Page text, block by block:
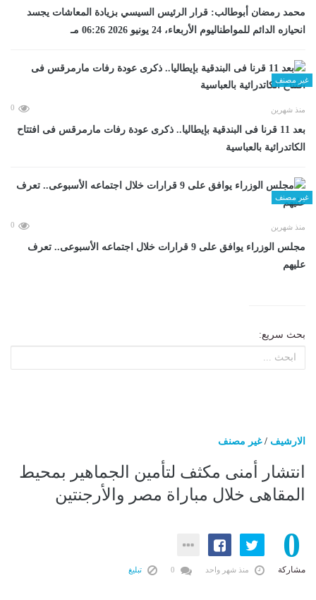
محمد رمضان أبوطالب: قرار الرئيس السيسي بزيادة المعاشات يجسد
انحيازه الدائم للمواطناليوم الأربعاء، 24 يونيو 2026 06:26 مـ
غير مصنف
منذ شهرين 0
بعد 11 قرنا فى البندقية بإيطاليا.. ذكرى عودة رفات مارمرقس فى افتتاح
الكاتدرائية بالعباسية
غير مصنف
منذ شهرين 0
مجلس الوزراء يوافق على 9 قرارات خلال اجتماعه الأسبوعى.. تعرف
عليهم
بحث سريع:
الارشيف /غير مصنف
انتشار أمنى مكثف لتأمين الجماهير بمحيط
المقاهى خلال مباراة مصر والأرجنتين
0
مشاركة منذ شهر واحد تبليغ